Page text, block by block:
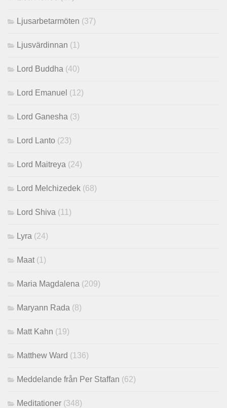
Ljusarbetarmöten (37)
Ljusvärdinnan (1)
Lord Buddha (40)
Lord Emanuel (12)
Lord Ganesha (3)
Lord Lanto (23)
Lord Maitreya (24)
Lord Melchizedek (68)
Lord Shiva (11)
Lyra (24)
Maat (1)
Maria Magdalena (209)
Maryann Rada (8)
Matt Kahn (19)
Matthew Ward (136)
Meddelande från Per Staffan (62)
Meditationer (348)